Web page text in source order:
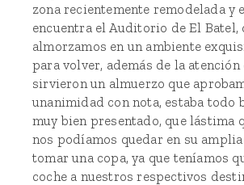
zona recientemente remodelada y
encuentra el Auditorio de El Batel,
almorzamos en un ambiente
para volver, además de la atención
sirvieron un almuerzo que
unanimidad con nota, estaba todo
muy bien presentado, que lástima
nos podíamos quedar en su
tomar una copa, ya que teníamos
coche a nuestros respectivos